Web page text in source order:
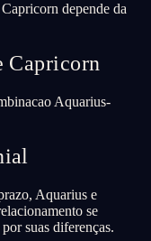
depende da
Capricorn
Aquarius-
Aquarius e
se
suas diferenças.